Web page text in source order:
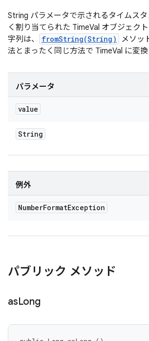
String パラメータで示されるタイムス
く割り当てられた TimeVal オブジェク
字列は、
fromString(String)
メソッ
法とまったく同じ方法で TimeVal に変換
パラメータ
value
String
例外
NumberFormatException
パブリック メソッド
asLong